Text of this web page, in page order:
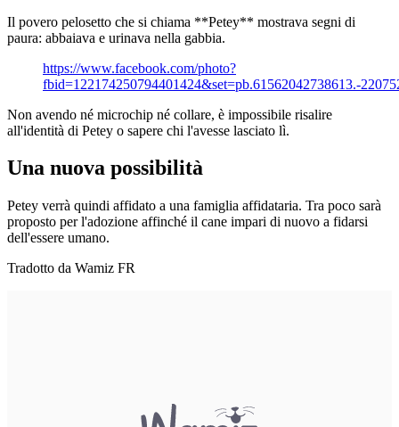
Il povero pelosetto che si chiama **Petey** mostrava segni di
paura: abbaiava e urinava nella gabbia.
https://www.facebook.com/photo?
fbid=122174250794401424&set=pb.61562042738613.-
Non avendo né microchip né collare, è impossibile risalire
all'identità di Petey o sapere chi l'avesse lasciato lì.
Una nuova possibilità
Petey verrà quindi affidato a una famiglia affidataria. Tra poco sarà
proposto per l'adozione affinché il cane impari di nuovo a fidarsi
dell'essere umano.
Tradotto da Wamiz FR